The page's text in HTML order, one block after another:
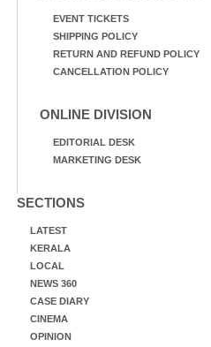
EVENT TICKETS
SHIPPING POLICY
RETURN AND REFUND POLICY
CANCELLATION POLICY
ONLINE DIVISION
EDITORIAL DESK
MARKETING DESK
SECTIONS
LATEST
KERALA
LOCAL
NEWS 360
CASE DIARY
CINEMA
OPINION